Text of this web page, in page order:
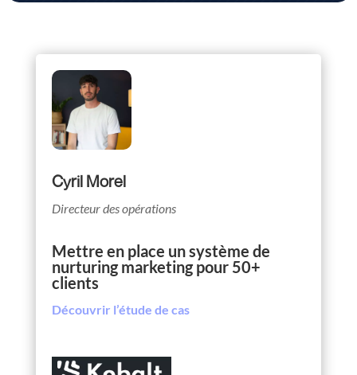
Cyril Morel
Directeur des opérations
Mettre en place un système de
nurturing marketing pour 50+
clients
Découvrir l’étude de cas